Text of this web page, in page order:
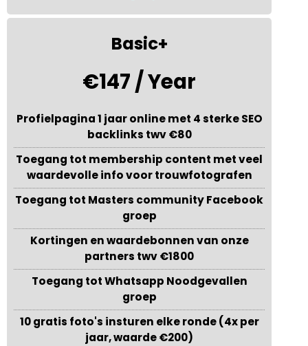
Basic+
€147 / Year
Profielpagina 1 jaar online met 4 sterke SEO
backlinks twv €80
Toegang tot membership content met veel
waardevolle info voor trouwfotografen
Toegang tot Masters community Facebook
groep
Kortingen en waardebonnen van onze
partners twv €1800
Toegang tot Whatsapp Noodgevallen
groep
10 gratis foto's insturen elke ronde (4x per
jaar, waarde €200)